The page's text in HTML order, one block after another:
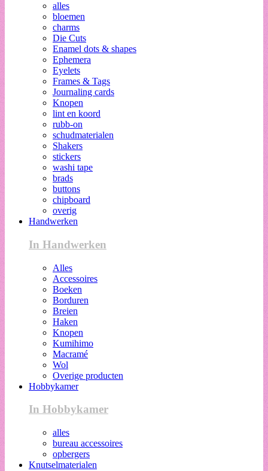
alles
bloemen
charms
Die Cuts
Enamel dots & shapes
Ephemera
Eyelets
Frames & Tags
Journaling cards
Knopen
lint en koord
rubb-on
schudmaterialen
Shakers
stickers
washi tape
brads
buttons
chipboard
overig
Handwerken
In Handwerken
Alles
Accessoires
Boeken
Borduren
Breien
Haken
Knopen
Kumihimo
Macramé
Wol
Overige producten
Hobbykamer
In Hobbykamer
alles
bureau accessoires
opbergers
Knutselmaterialen